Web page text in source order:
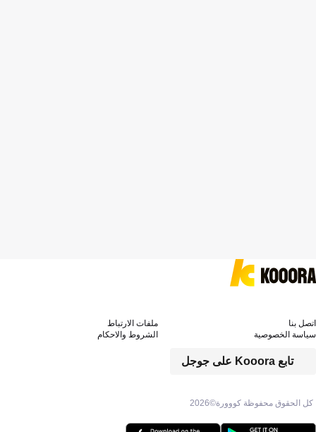
كل الحقوق محفوظة كووورة©2026
تابع Kooora على جوجل
اتصل بنا
ملفات الارتباط
سياسة الخصوصية
الشروط والاحكام